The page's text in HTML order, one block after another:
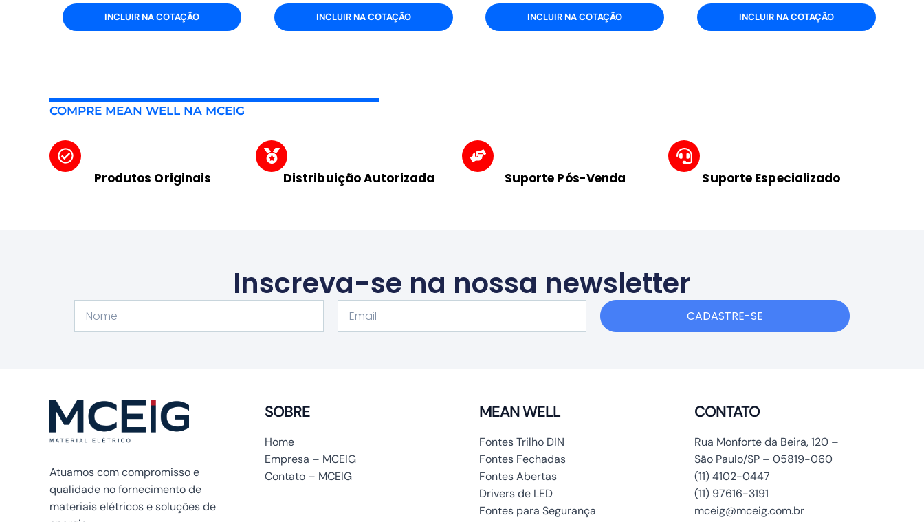
INCLUIR NA COTAÇÃO INCLUIR NA COTAÇÃO INCLUIR NA COTAÇÃO INCLUIR NA COTAÇÃO
COMPRE MEAN WELL NA MCEIG
Produtos Originais Distribuição Autorizada Suporte Pós-Venda Suporte Especializado
Inscreva-se na nossa newsletter
CADASTRE-SE
Atuamos com compromisso e
qualidade no fornecimento de
materiais elétricos e soluções de
SOBRE
Home
Empresa – MCEIG
Contato – MCEIG
MEAN WELL
Fontes Trilho DIN
Fontes Fechadas
Fontes Abertas
Drivers de LED
Fontes para Segurança
CONTATO
Rua Monforte da Beira, 120 –
São Paulo/SP – 05819-060
(11) 4102-0447
(11) 97616-3191
mceig@mceig.com.br